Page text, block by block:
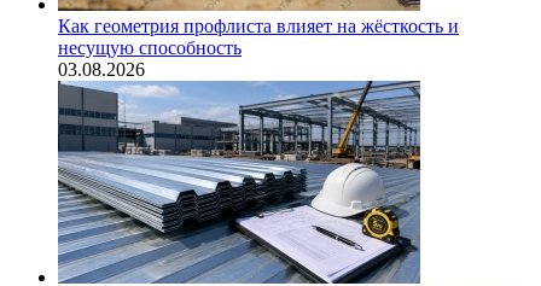
Как геометрия профлиста влияет на жёсткость и
несущую способность
03.08.2026